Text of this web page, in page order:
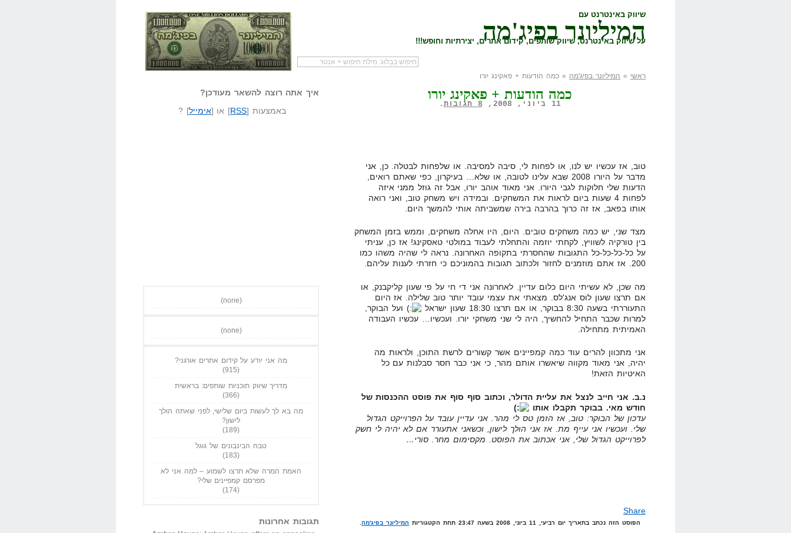
שיווק באינטרנט עם
המיליונר בפיג'מה
על שיווק באינטרנט, שיווק שותפים, קידום אתרים, יצירתיות וחופש!!!
שאל שאלה המיליונר בפיג'מה שיווק שותפים
ראשי » המיליונר בפיג'מה » כמה הודעות + פאקינג יורו
כמה הודעות + פאקינג יורו
11 ביוני, 2008, 8 תגובות .
טוב, אז עכשיו יש לנו, או לפחות לי, סיבה למסיבה. או שלפחות לבטלה. כן, אני
מדבר על היורו 2008 שבא עלינו לטובה, או שלא… בעיקרון, כפי שאתם רואים,
הדעות שלי חלוקות לגבי היורו. אני מאוד אוהב יורו, אבל זה גוזל ממני איזה
לפחות 4 שעות ביום לראות את המשחקים. ובמידה ויש משחק טוב, ואני רואה
אותו בפאב, אז זה כרוך בהרבה בירה שמשביתה אותי להמשך היום.
מצד שני, יש כמה משחקים טובים. היום, היו אחלה משחקים, וממש בזמן המשחק
בין טורקיה לשוויץ, לקחתי יוזמה והתחלתי לעבוד במולטי טאסקינג! אז כן, עניתי
על כל-כל-כל-כל התגובות שהחסרתי בתקופה האחרונה. נראה לי שהיה משהו כמו
200. אז אתם מוזמנים לחזור ולכתוב תגובות בהמוניכם כי חזרתי לענות עליהם.
מה שכן, לא עשיתי היום כלום עדיין. לאחרונה אני די חי על פי שעון קליקבנק, או
אם תרצו שעון לוס אנג'לס. מצאתי את עצמי עובד יותר טוב שלילה. אז היום
התעוררתי בשעה 8:30 בבוקר, או אם תרצו 18:30 שעון ישראל
ועל הבוקר,
למרות שכבר התחיל להחשיך, היה לי שני משחקי יורו. ועכשיו… עכשיו העבודה
האמיתית מתחילה.
אני מתכוון להרים עוד כמה קמפיינים אשר קשורים לרשת התוכן, ולראות מה
יהיה, אני מאוד מקווה שיאשרו אותם מהר, כי אני כבר חסר סבלנות עם כל
האיטיות הזאת!
נ.ב. אני חייב לנצל את עליית הדולר, וכתוב סוף סוף את פוסט ההכנסות של
חודש מאי. בבוקר תקבלו אותו
עדכון של הבוקר: טוב, אז הזמן טס לי מהר. אני עדיין עובד על הפרוייקט הגדול
שלי. ועכשיו אני עייף מת. אז אני הולך לישון, וכשאני אתעורר אם לא יהיה לי חשק
לפרוייקט הגדול שלי, אני אכתוב את הפוסט. מקסימום מחר. סורי…
Share
הפוסט הזה נכתב בתאריך יום רביעי, 11 ביוני, 2008 בשעה 23:47 תחת הקטגוריות המיליונר בפיג'מה.
איך אתה רוצה להשאר מעודכן?
באמצעות [RSS] או [אימייל] ?
(none)
(none)
מה אני יודע על קידום אתרים אורגני?
(915)
מדריך שיווק תוכניות שותפים: בראשית
(366)
מה בא לך לעשות ביום שלישי, לפני שאתה הולך
לישון?
(189)
טבח הבינבונים של גוגל
(183)
האמת המרה שלא תרצו לשמוע – למה אני לא
מפרסם קמפיינים שלי?
(174)
תגובות אחרונות